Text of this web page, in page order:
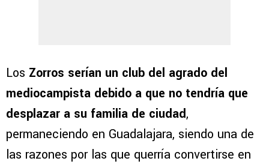
Los Zorros serían un club del agrado del
mediocampista debido a que no tendría que
desplazar a su familia de ciudad,
permaneciendo en Guadalajara, siendo una de
las razones por las que querría convertirse en